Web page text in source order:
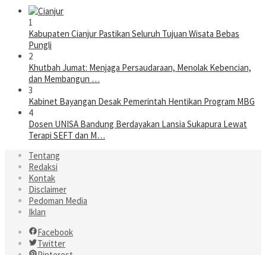
1
Kabupaten Cianjur Pastikan Seluruh Tujuan Wisata Bebas
Pungli
2
Khutbah Jumat: Menjaga Persaudaraan, Menolak Kebencian,
dan Membangun …
3
Kabinet Bayangan Desak Pemerintah Hentikan Program MBG
4
Dosen UNISA Bandung Berdayakan Lansia Sukapura Lewat
Terapi SEFT dan M…
Tentang
Redaksi
Kontak
Disclaimer
Pedoman Media
Iklan
Facebook
Twitter